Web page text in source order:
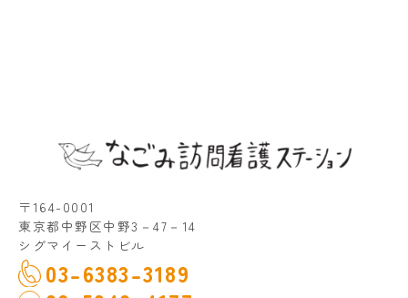
〒164-0001
東京都中野区中野3－47－14
シグマイーストビル
03-6383-3189